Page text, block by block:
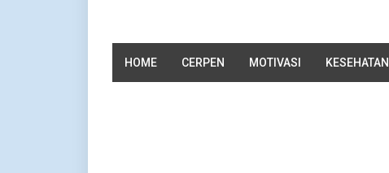
HOME CERPEN MOTIVASI KESEHATAN